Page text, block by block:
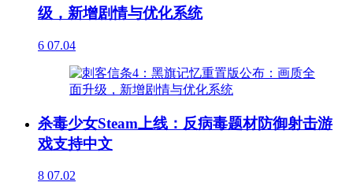
级，新增剧情与优化系统
6 07.04
杀毒少女Steam上线：反病毒题材防御射击游
戏支持中文
8 07.02